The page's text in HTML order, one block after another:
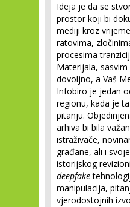
Ideja je da se
prostor koji bi
mediji kroz
ratovima,
procesima
Materijala,
dovoljno, a Vaš
Infobiro je jedan
regionu, kada je
pitanju.
arhiva bi bila
istraživače,
građane, ali i
istorijskog
deepfake
manipulacija,
vjerodostojnih